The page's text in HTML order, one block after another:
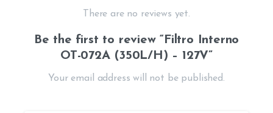
There are no reviews yet.
Be the first to review “Filtro Interno
OT-072A (350L/H) – 127V”
Your email address will not be published.